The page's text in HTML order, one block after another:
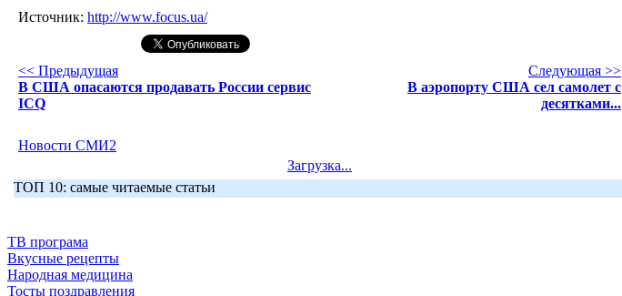
Источник: http://www.focus.ua/
<< Предыдущая
В США опасаются продавать России сервис
ICQ
Следующая >>
В аэропорту США сел самолет с
десятками...
Новости СМИ2
Загрузка...
ТОП 10: самые читаемые статьи
ТВ програма
Вкусные рецепты
Народная медицина
Тосты поздравления